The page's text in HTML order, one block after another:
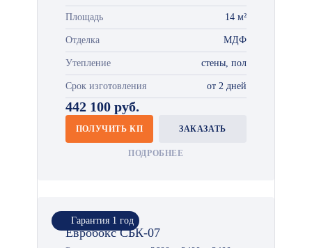
Площадь 14 м²
Отделка МДФ
Утепление стены, пол
Срок изготовления от 2 дней
442 100 руб.
ПОЛУЧИТЬ КП ЗАКАЗАТЬ
ПОДРОБНЕЕ
Гарантия 1 год
Евробокс СБК-07